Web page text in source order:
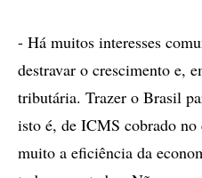
- Há muitos interesses
destravar o crescimento e,
tributária. Trazer o Brasil
isto é, de ICMS cobrado
muito a eficiência da